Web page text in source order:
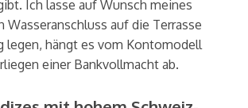
Ich lasse auf Wunsch meines
Wasseranschluss auf die Terrasse
legen, hängt es vom Kontomodell
einer Bankvollmacht ab.